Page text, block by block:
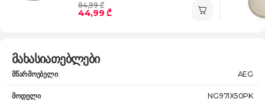
84,99 ₾
44,99 ₾
მახასიათებლები
მწარმოებელი AEG
მოდელი NG97IX50PK